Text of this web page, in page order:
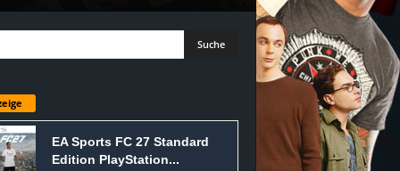
EA Sports FC 27 Standard
Edition PlayStation...